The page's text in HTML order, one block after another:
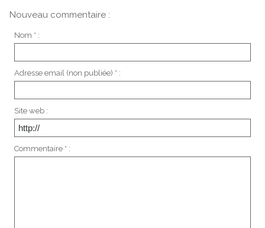
Nouveau commentaire :
Nom * :
Adresse email (non publiée) * :
Site web :
Commentaire * :